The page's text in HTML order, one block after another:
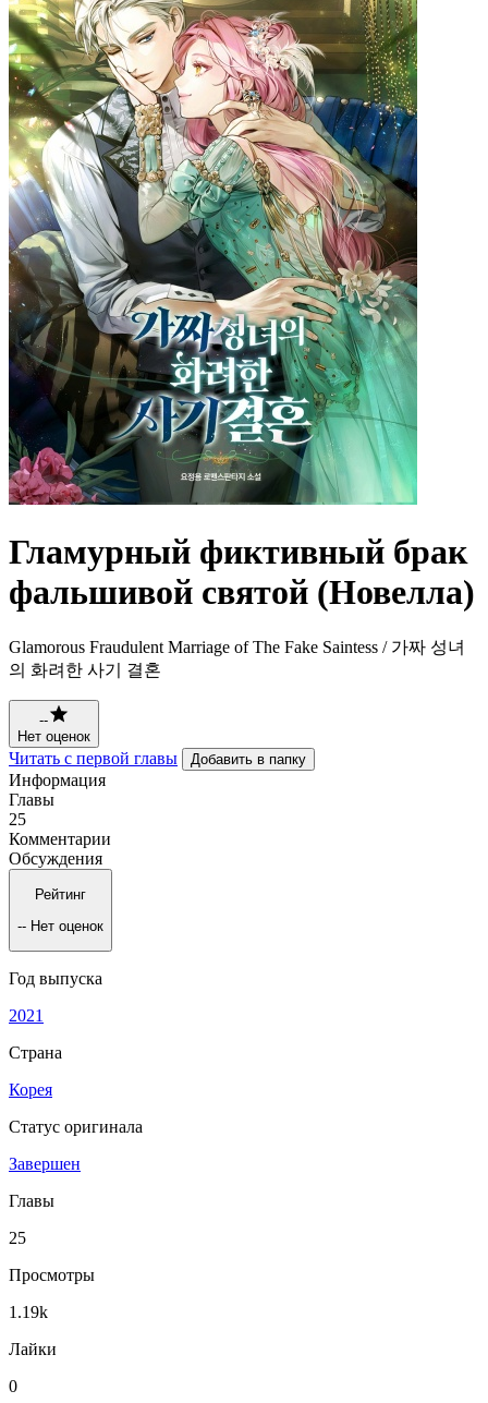
Гламурный фиктивный брак
фальшивой святой (Новелла)
Glamorous Fraudulent Marriage of The Fake Saintess / 가짜 성녀
의 화려한 사기 결혼
--
Нет оценок
Читать с первой главы Добавить в папку
Информация
Главы
25
Комментарии
Обсуждения
Рейтинг
-- Нет оценок
Год выпуска
2021
Страна
Корея
Статус оригинала
Завершен
Главы
25
Просмотры
1.19k
Лайки
0